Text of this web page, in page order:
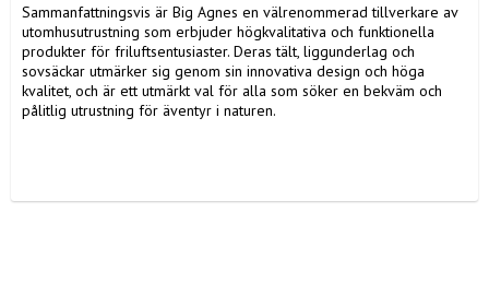
Sammanfattningsvis är Big Agnes en välrenommerad tillverkare av
utomhusutrustning som erbjuder högkvalitativa och funktionella
produkter för friluftsentusiaster. Deras tält, liggunderlag och
sovsäckar utmärker sig genom sin innovativa design och höga
kvalitet, och är ett utmärkt val för alla som söker en bekväm och
pålitlig utrustning för äventyr i naturen.